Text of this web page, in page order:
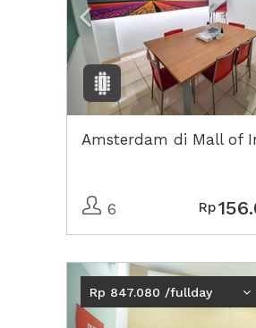
Amsterdam di Mall of
6 Rp
Previous
Rp 847.080 /fullday